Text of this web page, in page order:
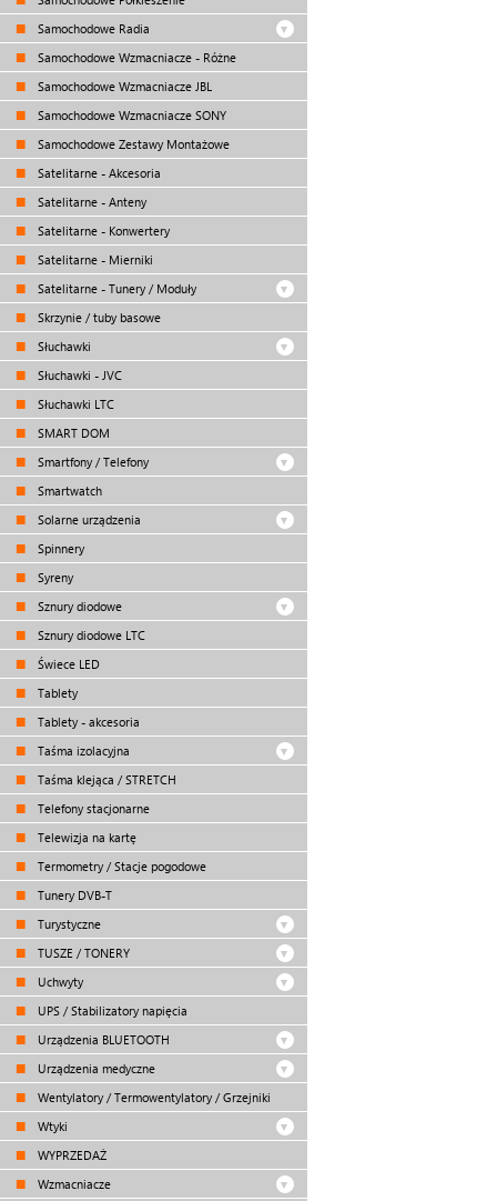
Samochodowe Radia
Samochodowe Wzmacniacze - Różne
Samochodowe Wzmacniacze JBL
Samochodowe Wzmacniacze SONY
Samochodowe Zestawy Montażowe
Satelitarne - Akcesoria
Satelitarne - Anteny
Satelitarne - Konwertery
Satelitarne - Mierniki
Satelitarne - Tunery / Moduły
Skrzynie / tuby basowe
Słuchawki
Słuchawki - JVC
Słuchawki LTC
SMART DOM
Smartfony / Telefony
Smartwatch
Solarne urządzenia
Spinnery
Syreny
Sznury diodowe
Sznury diodowe LTC
Świece LED
Tablety
Tablety - akcesoria
Taśma izolacyjna
Taśma klejąca / STRETCH
Telefony stacjonarne
Telewizja na kartę
Termometry / Stacje pogodowe
Tunery DVB-T
Turystyczne
TUSZE / TONERY
Uchwyty
UPS / Stabilizatory napięcia
Urządzenia BLUETOOTH
Urządzenia medyczne
Wentylatory / Termowentylatory / Grzejniki
Wtyki
WYPRZEDAŻ
Wzmacniacze